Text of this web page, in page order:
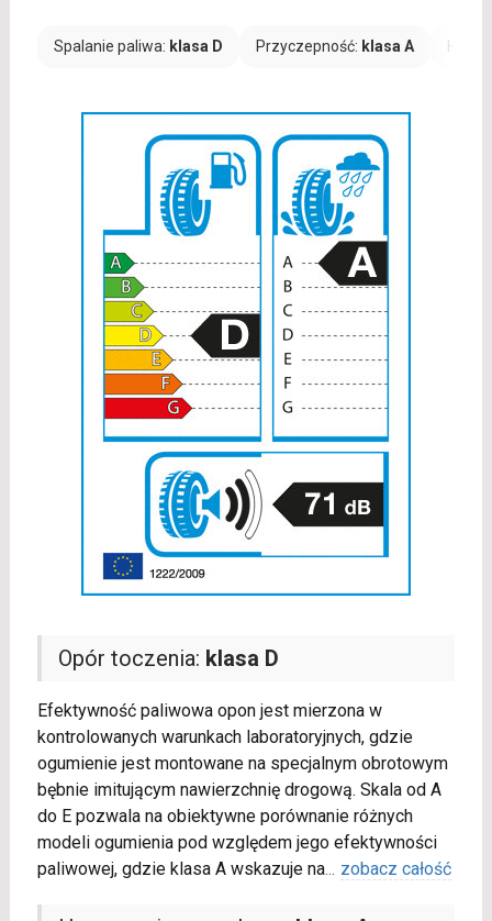
Spalanie paliwa: klasa D Przyczepność: klasa A
Opór toczenia: klasa D
Efektywność paliwowa opon jest mierzona w
kontrolowanych warunkach laboratoryjnych, gdzie
ogumienie jest montowane na specjalnym obrotowym
bębnie imitującym nawierzchnię drogową. Skala od A
do E pozwala na obiektywne porównanie różnych
modeli ogumienia pod względem jego efektywności
paliwowej, gdzie klasa A wskazuje na... zobacz całość